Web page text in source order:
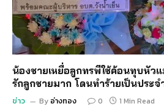
น้องชายเหยื่อลูกทรพีใช้ค้อนทุบหัว
รักลูกชายมาก โดนทำร้ายเป็นประ
ข่าว By อ่างทอง 0 1 Min Read